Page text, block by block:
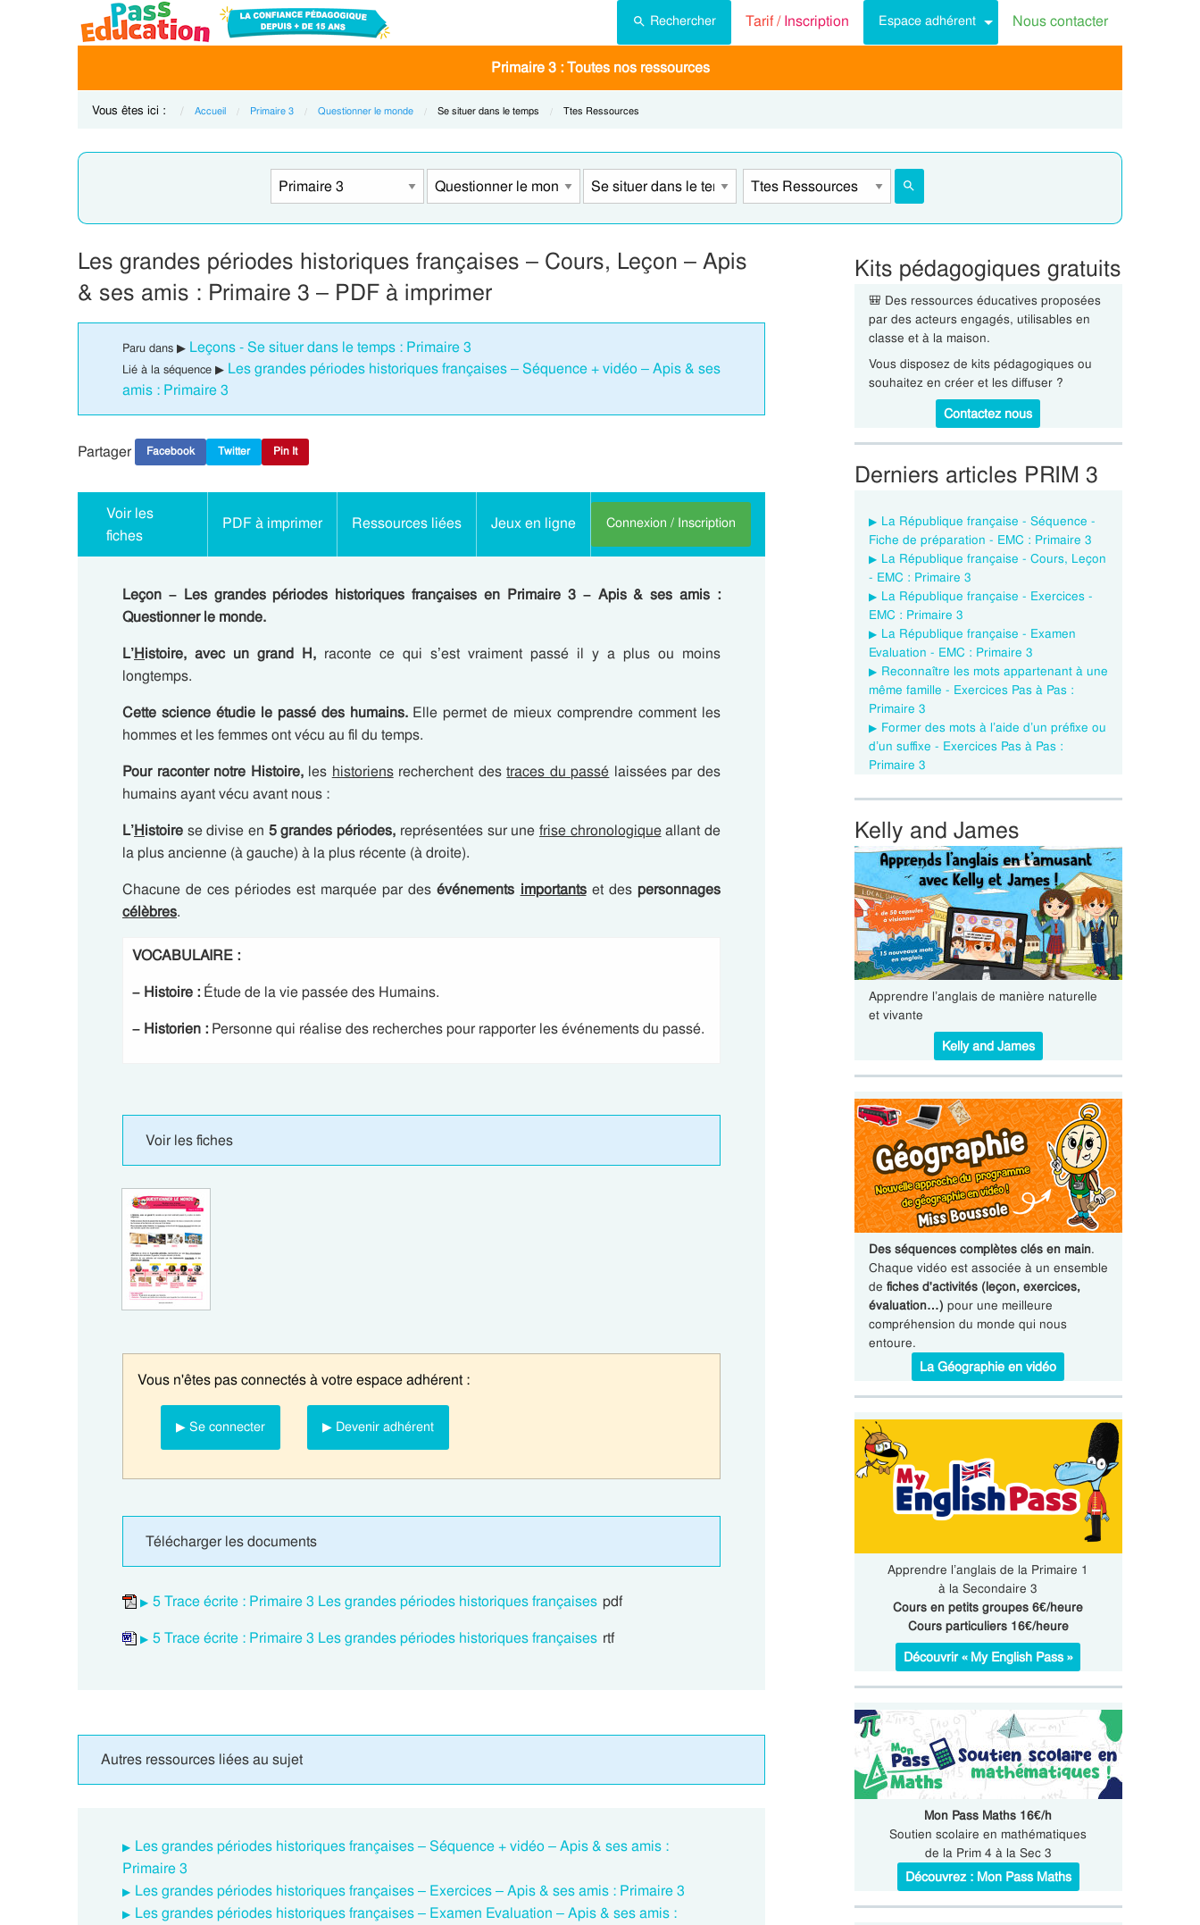
Rechercher Tarif /Inscription Espace adhérent Nous contacter
Primaire 3 : Toutes nos ressources
Vous êtes ici : Accueil Primaire 3 Questionner le monde Current:
Se situer dans le temps Current:
Ttes Ressources
Les grandes périodes historiques françaises – Cours, Leçon – Apis
& ses amis : Primaire 3 – PDF à imprimer
Paru dans ▶ Leçons - Se situer dans le temps : Primaire 3
Lié à la séquence ▶ Les grandes périodes historiques françaises – Séquence + vidéo – Apis & ses
amis : Primaire 3
Partager Facebook Twitter Pin It
Voir les
fiches
PDF à imprimer Ressources liées Jeux en ligne Connexion / Inscription
Leçon – Les grandes périodes historiques françaises en Primaire 3 – Apis & ses amis :
Questionner le monde.
L’Histoire, avec un grand H, raconte ce qui s’est vraiment passé il y a plus ou moins
longtemps.
Cette science étudie le passé des humains.Elle permet de mieux comprendre comment les
hommes et les femmes ont vécu au fil du temps.
Pour raconter notre Histoire,les historiensrecherchent destraces du passé laissées par des
humains ayant vécu avant nous :
L’Histoire se divise en 5 grandes périodes, représentées sur une frise chronologiqueallant de
la plus ancienne (à gauche) à la plus récente (à droite).
Chacune de ces périodes est marquée par desévénements importantset despersonnages
célèbres.
VOCABULAIRE :
– Histoire : Étude de la vie passée des Humains.
– Historien : Personne qui réalise des recherches pour rapporter les événements du passé.
Voir les fiches
Vous n'êtes pas connectés à votre espace adhérent :
▶ Se connecter ▶ Devenir adhérent
Télécharger les documents
5 Trace écrite : Primaire 3 Les grandes périodes historiques françaises pdf
5 Trace écrite : Primaire 3 Les grandes périodes historiques françaises rtf
Autres ressources liées au sujet
Les grandes périodes historiques françaises – Séquence + vidéo – Apis & ses amis :
Primaire 3
Les grandes périodes historiques françaises – Exercices – Apis & ses amis : Primaire 3
Les grandes périodes historiques françaises – Examen Evaluation – Apis & ses amis :
Kits pédagogiques gratuits
🎒 Des ressources éducatives proposées
par des acteurs engagés, utilisables en
classe et à la maison.
Vous disposez de kits pédagogiques ou
souhaitez en créer et les diffuser ?
Contactez nous
Derniers articles PRIM 3
La République française - Séquence -
Fiche de préparation - EMC : Primaire 3
La République française - Cours, Leçon
- EMC : Primaire 3
La République française - Exercices -
EMC : Primaire 3
La République française - Examen
Evaluation - EMC : Primaire 3
Reconnaître les mots appartenant à une
même famille - Exercices Pas à Pas :
Primaire 3
Former des mots à l’aide d’un préfixe ou
d’un suffixe - Exercices Pas à Pas :
Primaire 3
Kelly and James
Apprendre l’anglais de manière naturelle
et vivante
Kelly and James
Des séquences complètes clés en main.
Chaque vidéo est associée à un ensemble
de fiches d'activités (leçon, exercices,
évaluation…) pour une meilleure
compréhension du monde qui nous
entoure.
La Géographie en vidéo
Apprendre l’anglais de la Primaire 1
à la Secondaire 3
Cours en petits groupes 6€/heure
Cours particuliers 16€/heure
Découvrir « My English Pass »
Mon Pass Maths 16€/h
Soutien scolaire en mathématiques
de la Prim 4 à la Sec 3
Découvrez : Mon Pass Maths